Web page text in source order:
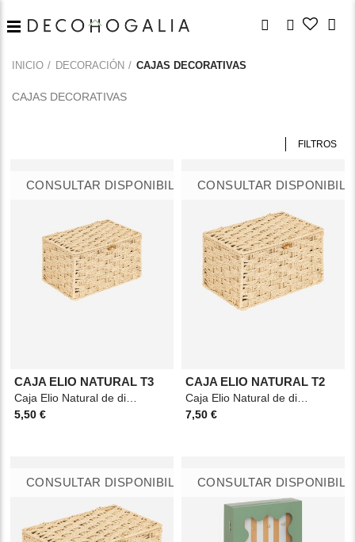
INICIO DECORACIÓN CAJAS DECORATIVAS
CAJAS DECORATIVAS
FILTROS
CONSULTAR DISPONIBILIDAD
CAJA ELIO NATURAL T3
Caja Elio Natural de diseño ligero en papel, en tono beige y formato práctico, ideal para organizar
5,50 €
CONSULTAR
CAJA ELIO NATURAL T2
Caja Elio Natural de diseño ligero en papel, en tono beige y formato práctico, ideal para organizar
7,50 €
CONSULTAR DISPONIBILIDADCONSULTAR